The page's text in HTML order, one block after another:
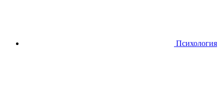
Психология